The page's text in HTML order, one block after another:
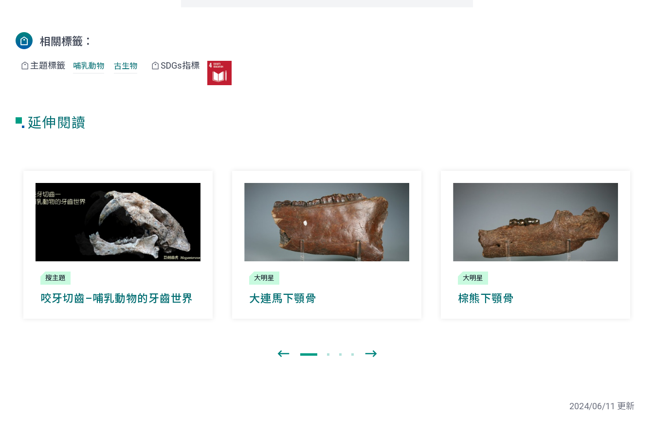
相關標籤：
主題標籤 哺乳動物 古生物 SDGs指標
延伸閱讀
搜主題
咬牙切齒–哺乳動物的牙齒世界
大明星
大連馬下顎骨
大明星
棕熊下顎骨
2024/06/11 更新